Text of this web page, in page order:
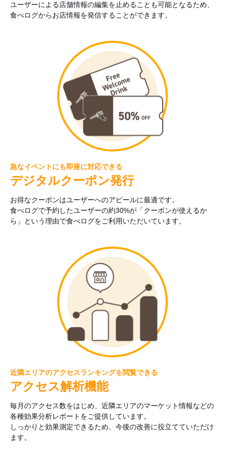
ユーザーによる店舗情報の編集を止めることも可能となるため、
食べログからお店情報を発信することができます。
急なイベントにも即座に対応できる
デジタルクーポン発行
お得なクーポンはユーザーへのアピールに最適です。
食べログで予約したユーザーの約30%が「クーポンが使えるか
ら」という理由で食べログをご利用いただいています。
近隣エリアのアクセスランキングを閲覧できる
アクセス解析機能
毎月のアクセス数をはじめ、近隣エリアのマーケット情報などの
各種効果分析レポートをご提供しています。
しっかりと効果測定できるため、今後の改善に役立てていただけ
ます。